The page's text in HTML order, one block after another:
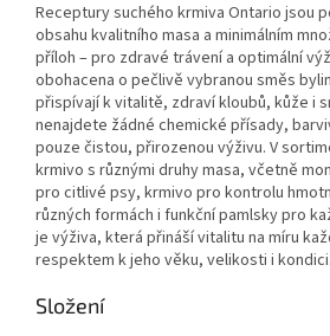
Receptury suchého krmiva Ontario jsou
obsahu kvalitního masa a minimálním
příloh – pro zdravé trávení a optimální
obohacena o pečlivě vybranou směs
přispívají k vitalitě, zdraví kloubů, kůže i
nenajdete žádné chemické přísady,
pouze čistou, přirozenou výživu. V
krmivo s různými druhy masa, včetně
pro citlivé psy, krmivo pro kontrolu
různých formách i funkční pamlsky pro
je výživa, která přináší vitalitu na míru
respektem k jeho věku, velikosti i kondici.
Složení